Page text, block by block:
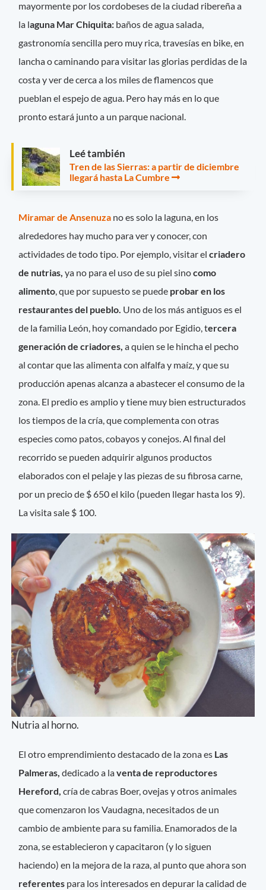
mayormente por los cordobeses de la ciudad ribereña a
la laguna Mar Chiquita: baños de agua salada,
gastronomía sencilla pero muy rica, travesías en bike, en
lancha o caminando para visitar las glorias perdidas de la
costa y ver de cerca a los miles de flamencos que
pueblan el espejo de agua. Pero hay más en lo que
pronto estará junto a un parque nacional.
Leé también
Tren de las Sierras: a partir de diciembre
llegará hasta La Cumbre
Miramar de Ansenuza no es solo la laguna, en los
alrededores hay mucho para ver y conocer, con
actividades de todo tipo. Por ejemplo, visitar elcriadero
de nutrias, ya no para el uso de su piel sinocomo
alimento, que por supuesto se puede probar en los
restaurantes del pueblo. Uno de los más antiguos es el
de la familia León, hoy comandado por Egidio, tercera
generación de criadores, a quien se le hincha el pecho
al contar que las alimenta con alfalfa y maíz, y que su
producción apenas alcanza a abastecer el consumo de la
zona. El predio es amplio y tiene muy bien estructurados
los tiempos de la cría, que complementa con otras
especies como patos, cobayos y conejos. Al final del
recorrido se pueden adquirir algunos productos
elaborados con el pelaje y las piezas de su fibrosa carne,
por un precio de $ 650 el kilo (pueden llegar hasta los 9).
La visita sale $ 100.
Nutria al horno.
El otro emprendimiento destacado de la zona es Las
Palmeras, dedicado a laventa de reproductores
Hereford, cría de cabras Boer, ovejas y otros animales
que comenzaron los Vaudagna, necesitados de un
cambio de ambiente para su familia. Enamorados de la
zona, se establecieron y capacitaron (y lo siguen
haciendo) en la mejora de la raza, al punto que ahora son
referentes para los interesados en depurar la calidad de